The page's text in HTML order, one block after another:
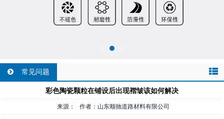
常见问题
彩色陶瓷颗粒在铺设后出现褶皱该如何解决
来源： 作者：山东顺驰道路材料有限公司